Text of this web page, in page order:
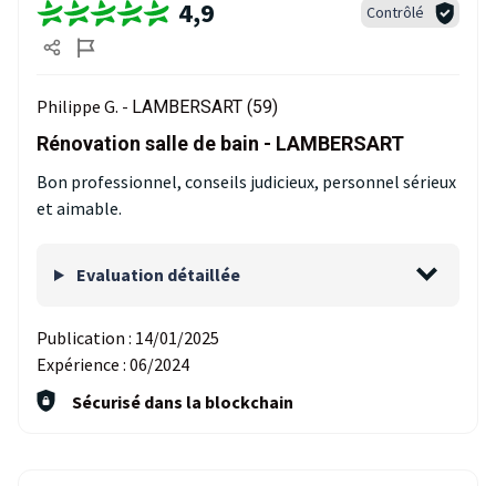
4,9 Contrôlé
Philippe G. - LAMBERSART (59)
Rénovation salle de bain - LAMBERSART
Bon professionnel, conseils judicieux, personnel sérieux
et aimable.
Evaluation détaillée
Publication : 14/01/2025
Expérience : 06/2024
Sécurisé dans la blockchain